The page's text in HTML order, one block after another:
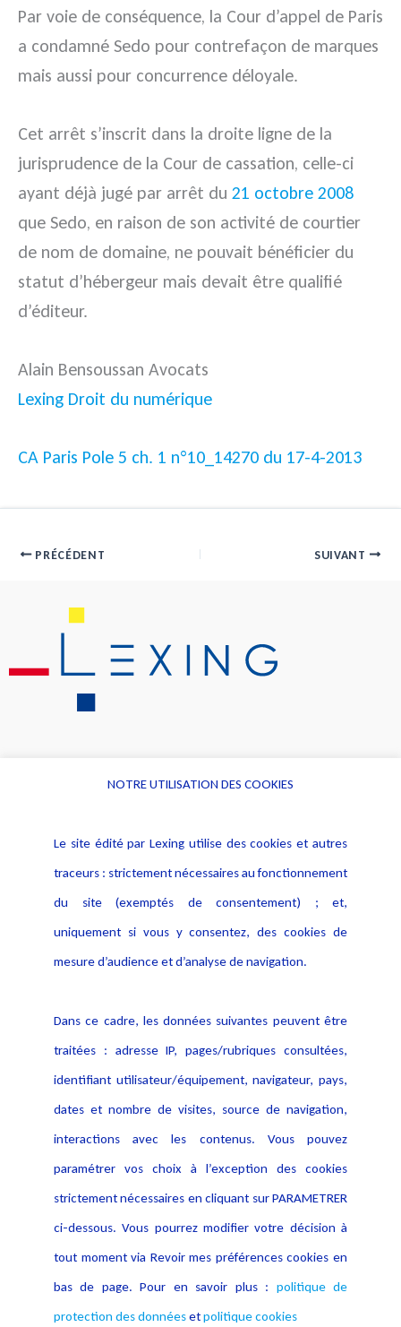
Par voie de conséquence, la Cour d’appel de Paris
a condamné Sedo pour contrefaçon de marques
mais aussi pour concurrence déloyale.
Cet arrêt s’inscrit dans la droite ligne de la
jurisprudence de la Cour de cassation, celle-ci
ayant déjà jugé par arrêt du 21 octobre 2008
que Sedo, en raison de son activité de courtier
de nom de domaine, ne pouvait bénéficier du
statut d’hébergeur mais devait être qualifié
d’éditeur.
Alain Bensoussan Avocats
Lexing Droit du numérique
CA Paris Pole 5 ch. 1 n°10_14270 du 17-4-2013
PRÉCÉDENT SUIVANT
Alerte professionnelle
Déclaration d'accessibilité
Notice Légale
Politique de protection des
données
Publications
NOTRE UTILISATION DES COOKIES
Le site édité par Lexing utilise des cookies et autres
traceurs : strictement nécessaires au fonctionnement
du site (exemptés de consentement) ; et,
uniquement si vous y consentez, des cookies de
mesure d’audience et d’analyse de navigation.
Dans ce cadre, les données suivantes peuvent être
traitées : adresse IP, pages/rubriques consultées,
identifiant utilisateur/équipement, navigateur, pays,
dates et nombre de visites, source de navigation,
interactions avec les contenus. Vous pouvez
paramétrer vos choix à l’exception des cookies
strictement nécessaires en cliquant sur PARAMETRER
ci-dessous. Vous pourrez modifier votre décision à
tout moment via Revoir mes préférences cookies en
bas de page. Pour en savoir plus : politique de
protection des donnéesetpolitique cookies